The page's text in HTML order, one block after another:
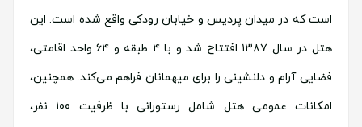
است که در میدان پردیس و خیابان رودکی واقع شده است. این
هتل در سال ۱۳۸۷ افتتاح شد و با ۴ طبقه و ۶۴ واحد اقامتی،
فضایی آرام و دلنشینی را برای میهمانان فراهم می‌کند. همچنین،
امکانات عمومی هتل شامل رستورانی با ظرفیت ۱۰۰ نفر،